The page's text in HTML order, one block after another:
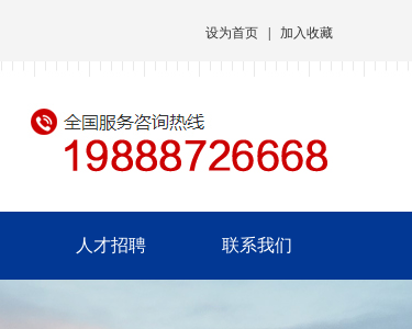
设为首页 加入收藏
人才招聘 联系我们